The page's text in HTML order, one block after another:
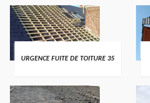
URGENCE FUITE DE TOITURE 35